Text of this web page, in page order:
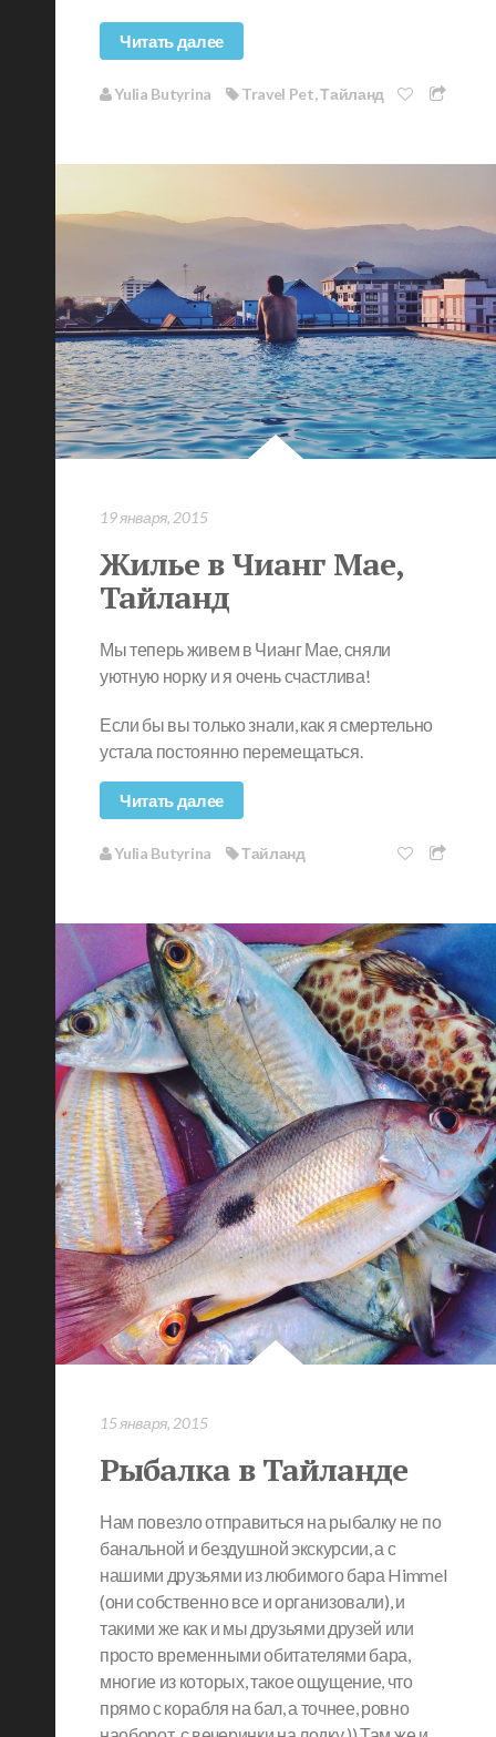
Читать далее
Yulia Butyrina Travel Pet,Тайланд
19 января, 2015
Жилье в Чианг Мае,
Тайланд
Мы теперь живем в Чианг Мае, сняли
уютную норку и я очень счастлива!
Если бы вы только знали, как я смертельно
устала постоянно перемещаться.
Читать далее
Yulia Butyrina Тайланд
15 января, 2015
Рыбалка в Тайланде
Нам повезло отправиться на рыбалку не по
банальной и бездушной экскурсии, а с
нашими друзьями из любимого бара Himmel
(они собственно все и организовали), и
такими же как и мы друзьями друзей или
просто временными обитателями бара,
многие из которых, такое ощущение, что
прямо с корабля на бал, а точнее, ровно